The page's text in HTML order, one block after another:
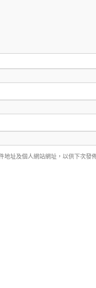
地址及個人網站網址，以供下次發